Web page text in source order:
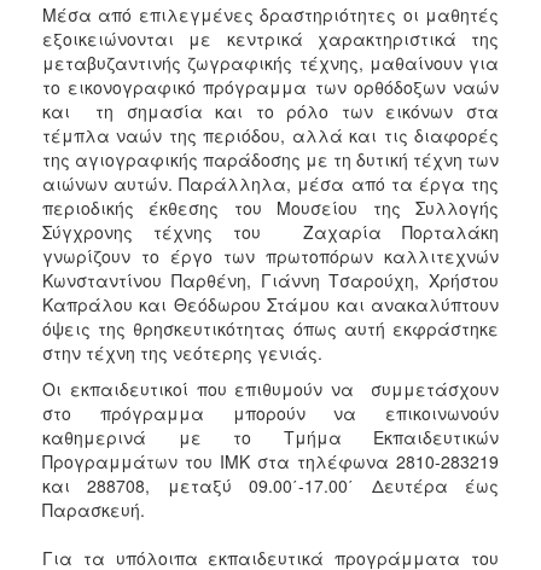
Μέσα από επιλεγμένες δραστηριότητες οι μαθητές
εξοικειώνονται με κεντρικά χαρακτηριστικά της
μεταβυζαντινής ζωγραφικής τέχνης, μαθαίνουν για
το εικονογραφικό πρόγραμμα των ορθόδοξων ναών
και τη σημασία και το ρόλο των εικόνων στα
τέμπλα ναών της περιόδου, αλλά και τις διαφορές
της αγιογραφικής παράδοσης με τη δυτική τέχνη των
αιώνων αυτών. Παράλληλα, μέσα από τα έργα της
περιοδικής έκθεσης του Μουσείου της Συλλογής
Σύγχρονης τέχνης του Ζαχαρία Πορταλάκη
γνωρίζουν το έργο των πρωτοπόρων καλλιτεχνών
Κωνσταντίνου Παρθένη, Γιάννη Τσαρούχη, Χρήστου
Καπράλου και Θεόδωρου Στάμου και ανακαλύπτουν
όψεις της θρησκευτικότητας όπως αυτή εκφράστηκε
στην τέχνη της νεότερης γενιάς.
Οι εκπαιδευτικοί που επιθυμούν να συμμετάσχουν
στο πρόγραμμα μπορούν να επικοινωνούν
καθημερινά με το Τμήμα Εκπαιδευτικών
Προγραμμάτων του ΙΜΚ στα τηλέφωνα 2810-283219
και 288708, μεταξύ 09.00΄-17.00΄ Δευτέρα έως
Παρασκευή.
Για τα υπόλοιπα εκπαιδευτικά προγράμματα του